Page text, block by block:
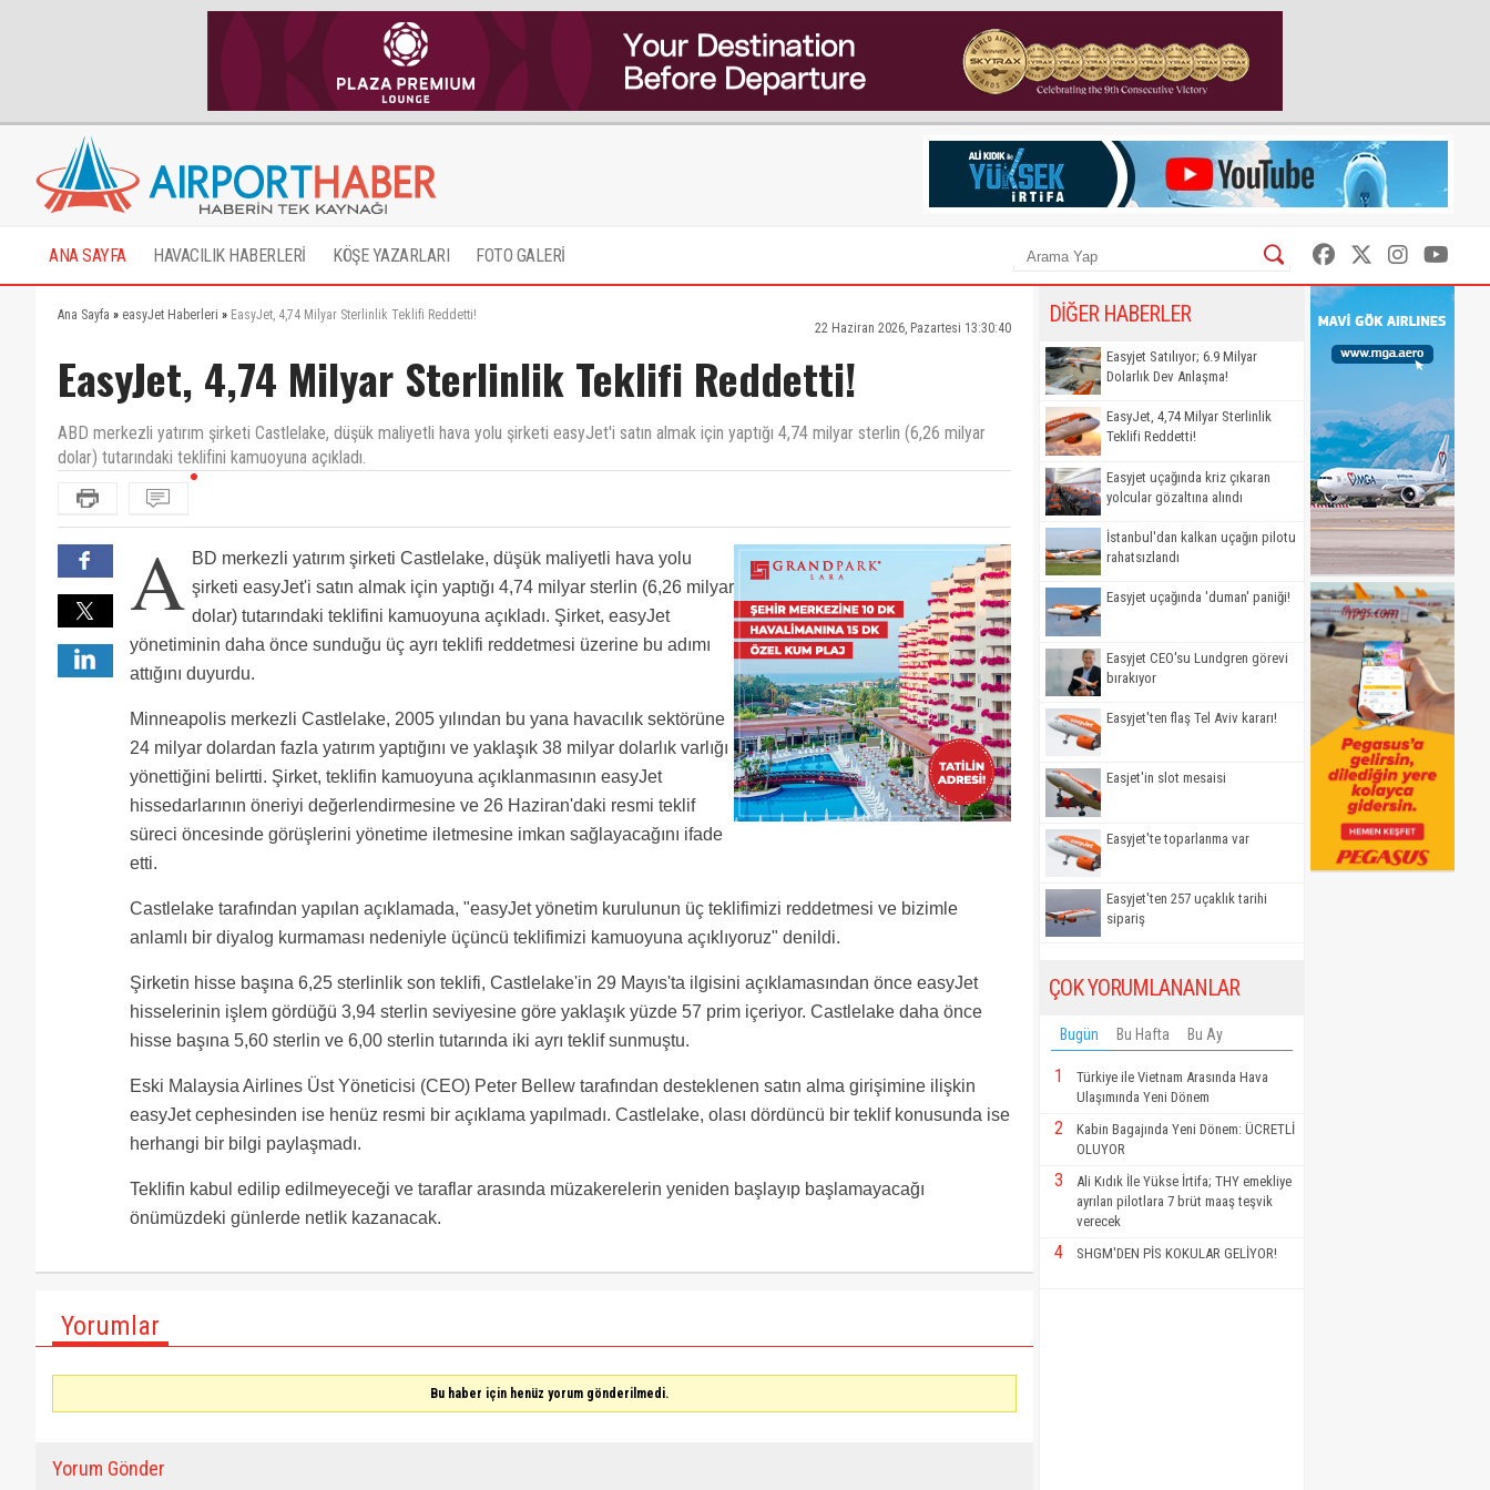
ANA SAYFA HAVACILIK HABERLERİ KÖŞE YAZARLARI FOTO GALERİ
Ana Sayfa » easyJet Haberleri » EasyJet, 4,74 Milyar Sterlinlik Teklifi Reddetti!
22 Haziran 2026, Pazartesi 13:30:40
EasyJet, 4,74 Milyar Sterlinlik Teklifi Reddetti!
ABD merkezli yatırım şirketi Castlelake, düşük maliyetli hava yolu şirketi easyJet'i satın almak için yaptığı 4,74 milyar sterlin (6,26 milyar
dolar) tutarındaki teklifini kamuoyuna açıkladı.
A BD merkezli yatırım şirketi Castlelake, düşük maliyetli hava yolu
şirketi easyJet'i satın almak için yaptığı 4,74 milyar sterlin (6,26 milyar
dolar) tutarındaki teklifini kamuoyuna açıkladı. Şirket, easyJet
yönetiminin daha önce sunduğu üç ayrı teklifi reddetmesi üzerine bu adımı
attığını duyurdu.
Minneapolis merkezli Castlelake, 2005 yılından bu yana havacılık sektörüne
24 milyar dolardan fazla yatırım yaptığını ve yaklaşık 38 milyar dolarlık varlığı
yönettiğini belirtti. Şirket, teklifin kamuoyuna açıklanmasının easyJet
hissedarlarının öneriyi değerlendirmesine ve 26 Haziran'daki resmi teklif
süreci öncesinde görüşlerini yönetime iletmesine imkan sağlayacağını ifade
etti.
Castlelake tarafından yapılan açıklamada, "easyJet yönetim kurulunun üç teklifimizi reddetmesi ve bizimle
anlamlı bir diyalog kurmaması nedeniyle üçüncü teklifimizi kamuoyuna açıklıyoruz" denildi.
Şirketin hisse başına 6,25 sterlinlik son teklifi, Castlelake'in 29 Mayıs'ta ilgisini açıklamasından önce easyJet
hisselerinin işlem gördüğü 3,94 sterlin seviyesine göre yaklaşık yüzde 57 prim içeriyor. Castlelake daha önce
hisse başına 5,60 sterlin ve 6,00 sterlin tutarında iki ayrı teklif sunmuştu.
Eski Malaysia Airlines Üst Yöneticisi (CEO) Peter Bellew tarafından desteklenen satın alma girişimine ilişkin
easyJet cephesinden ise henüz resmi bir açıklama yapılmadı. Castlelake, olası dördüncü bir teklif konusunda ise
herhangi bir bilgi paylaşmadı.
Teklifin kabul edilip edilmeyeceği ve taraflar arasında müzakerelerin yeniden başlayıp başlamayacağı
önümüzdeki günlerde netlik kazanacak.
Yorumlar
Bu haber için henüz yorum gönderilmedi.
Yorum Gönder
DİĞER HABERLER
Easyjet Satılıyor; 6.9 Milyar
Dolarlık Dev Anlaşma!
EasyJet, 4,74 Milyar Sterlinlik
Teklifi Reddetti!
Easyjet uçağında kriz çıkaran
yolcular gözaltına alındı
İstanbul'dan kalkan uçağın pilotu
rahatsızlandı
Easyjet uçağında 'duman' paniği!
Easyjet CEO'su Lundgren görevi
bırakıyor
Easyjet'ten flaş Tel Aviv kararı!
Easjet'in slot mesaisi
Easyjet'te toparlanma var
Easyjet'ten 257 uçaklık tarihi
sipariş
ÇOK YORUMLANANLAR
Bugün Bu Hafta Bu Ay
1
Türkiye ile Vietnam Arasında Hava
Ulaşımında Yeni Dönem
2
Kabin Bagajında Yeni Dönem: ÜCRETLİ
OLUYOR
3
Ali Kıdık İle Yükse İrtifa; THY emekliye
ayrılan pilotlara 7 brüt maaş teşvik
verecek
4 SHGM'DEN PİS KOKULAR GELİYOR!